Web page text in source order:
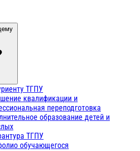
ТГПУ
квалификации и
переподготовка
образование детей и
ТГПУ
обучающегося